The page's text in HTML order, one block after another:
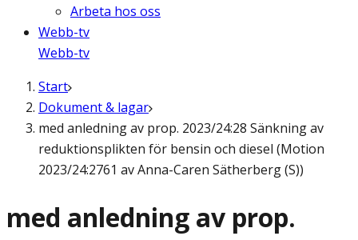
Arbeta hos oss
Webb-tv
Webb-tv
Start
Dokument & lagar
med anledning av prop. 2023/24:28 Sänkning av
reduktionsplikten för bensin och diesel (Motion
2023/24:2761 av Anna-Caren Sätherberg (S))
med anledning av prop.